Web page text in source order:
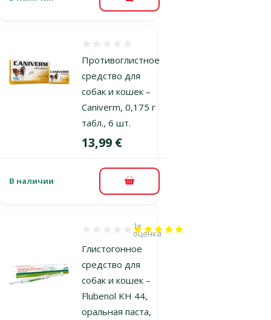
Противоглистное
средство для
собак и кошек –
Caniverm, 0,175 г
табл., 6 шт.
Цена
13,99 €
В наличии В корзину
Глистогонное
средство для
собак и кошек –
Flubenol KH 44,
оральная паста,
Оценка 100%, количество оценок: 1
1×
оценка